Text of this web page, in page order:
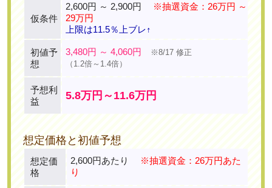
仮条件
2,600円 ～ 2,900円
※抽選資金：26万円 ～
29万円
上限は11.5％上ブレ↑
初値予
想
3,480円 ～ 4,060円
※8/17 修正
（1.2倍～1.4倍）
予想利
益
5.8万円～11.6万円
想定価格と初値予想
想定価
格
2,600円あたり
※抽選資金：26万円あた
り